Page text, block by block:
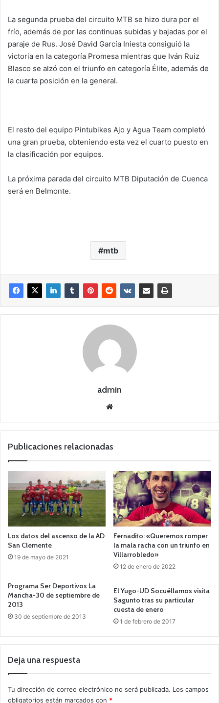
La segunda prueba del circuito MTB se hizo dura por el
frío, además de por las continuas subidas y bajadas por el
paraje de Rus. José David García Iniesta consiguió la
victoria en la categoría Promesa mientras que Iván Ruiz
Blasco se alzó con el triunfo en categoría Élite, además de
la cuarta posición en la general.
El resto del equipo Pintubikes Ajo y Agua Team completó
una gran prueba, obteniendo esta vez el cuarto puesto en
la clasificación por equipos.
La próxima parada del circuito MTB Diputación de Cuenca
será en Belmonte.
mtb
admin
we
Publicaciones relacionadas
Los datos del ascenso de la AD
San Clemente
19 de mayo de 2021
Fernadito: «Queremos romper
la mala racha con un triunfo en
Villarrobledo»
12 de enero de 2022
Programa Ser Deportivos La
Mancha-30 de septiembre de
2013
30 de septiembre de 2013
El Yugo-UD Socuéllamos visita
Sagunto tras su particular
cuesta de enero
1 de febrero de 2017
Deja una respuesta
Tu dirección de correo electrónico no será publicada. Los campos
obligatorios están marcados con *